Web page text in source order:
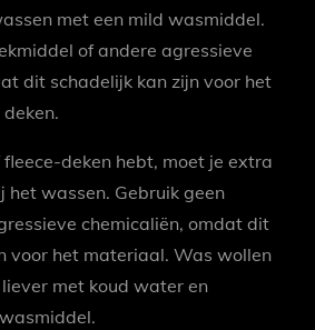
met een mild wasmiddel.
of andere agressieve
dit schadelijk kan zijn voor het
deken hebt, moet je extra
het wassen. Gebruik geen
chemicaliën, omdat dit
voor het materiaal. Was wollen
met koud water en